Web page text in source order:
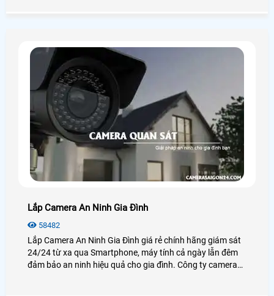
Lắp Camera An Ninh Gia Đình
58482
Lắp Camera An Ninh Gia Đình giá rẻ chính hãng giám sát
24/24 từ xa qua Smartphone, máy tính cả ngày lẫn đêm
đảm bảo an ninh hiệu quả cho gia đình. Công ty camera